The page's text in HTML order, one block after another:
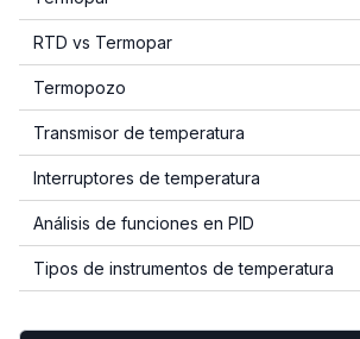
RTD vs Termopar
Termopozo
Transmisor de temperatura
Interruptores de temperatura
Análisis de funciones en PID
Tipos de instrumentos de temperatura